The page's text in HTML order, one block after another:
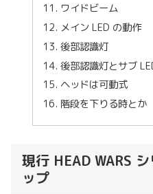
ワイドビーム
メイン LED の動作
後部認識灯
後部認識灯とサブ
ヘッドは可動式
階段を下りる時とか
現行 HEAD WARS
ップ